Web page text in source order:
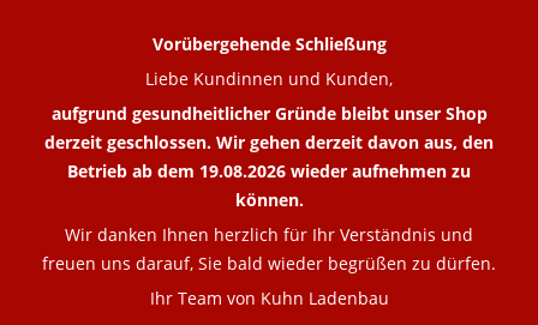
Vorübergehende Schließung
Liebe Kundinnen und Kunden,
aufgrund gesundheitlicher Gründe bleibt unser Shop
derzeit geschlossen. Wir gehen derzeit davon aus, den
Betrieb ab dem 19.08.2026 wieder aufnehmen zu
können.
Wir danken Ihnen herzlich für Ihr Verständnis und
freuen uns darauf, Sie bald wieder begrüßen zu dürfen.
Ihr Team von Kuhn Ladenbau